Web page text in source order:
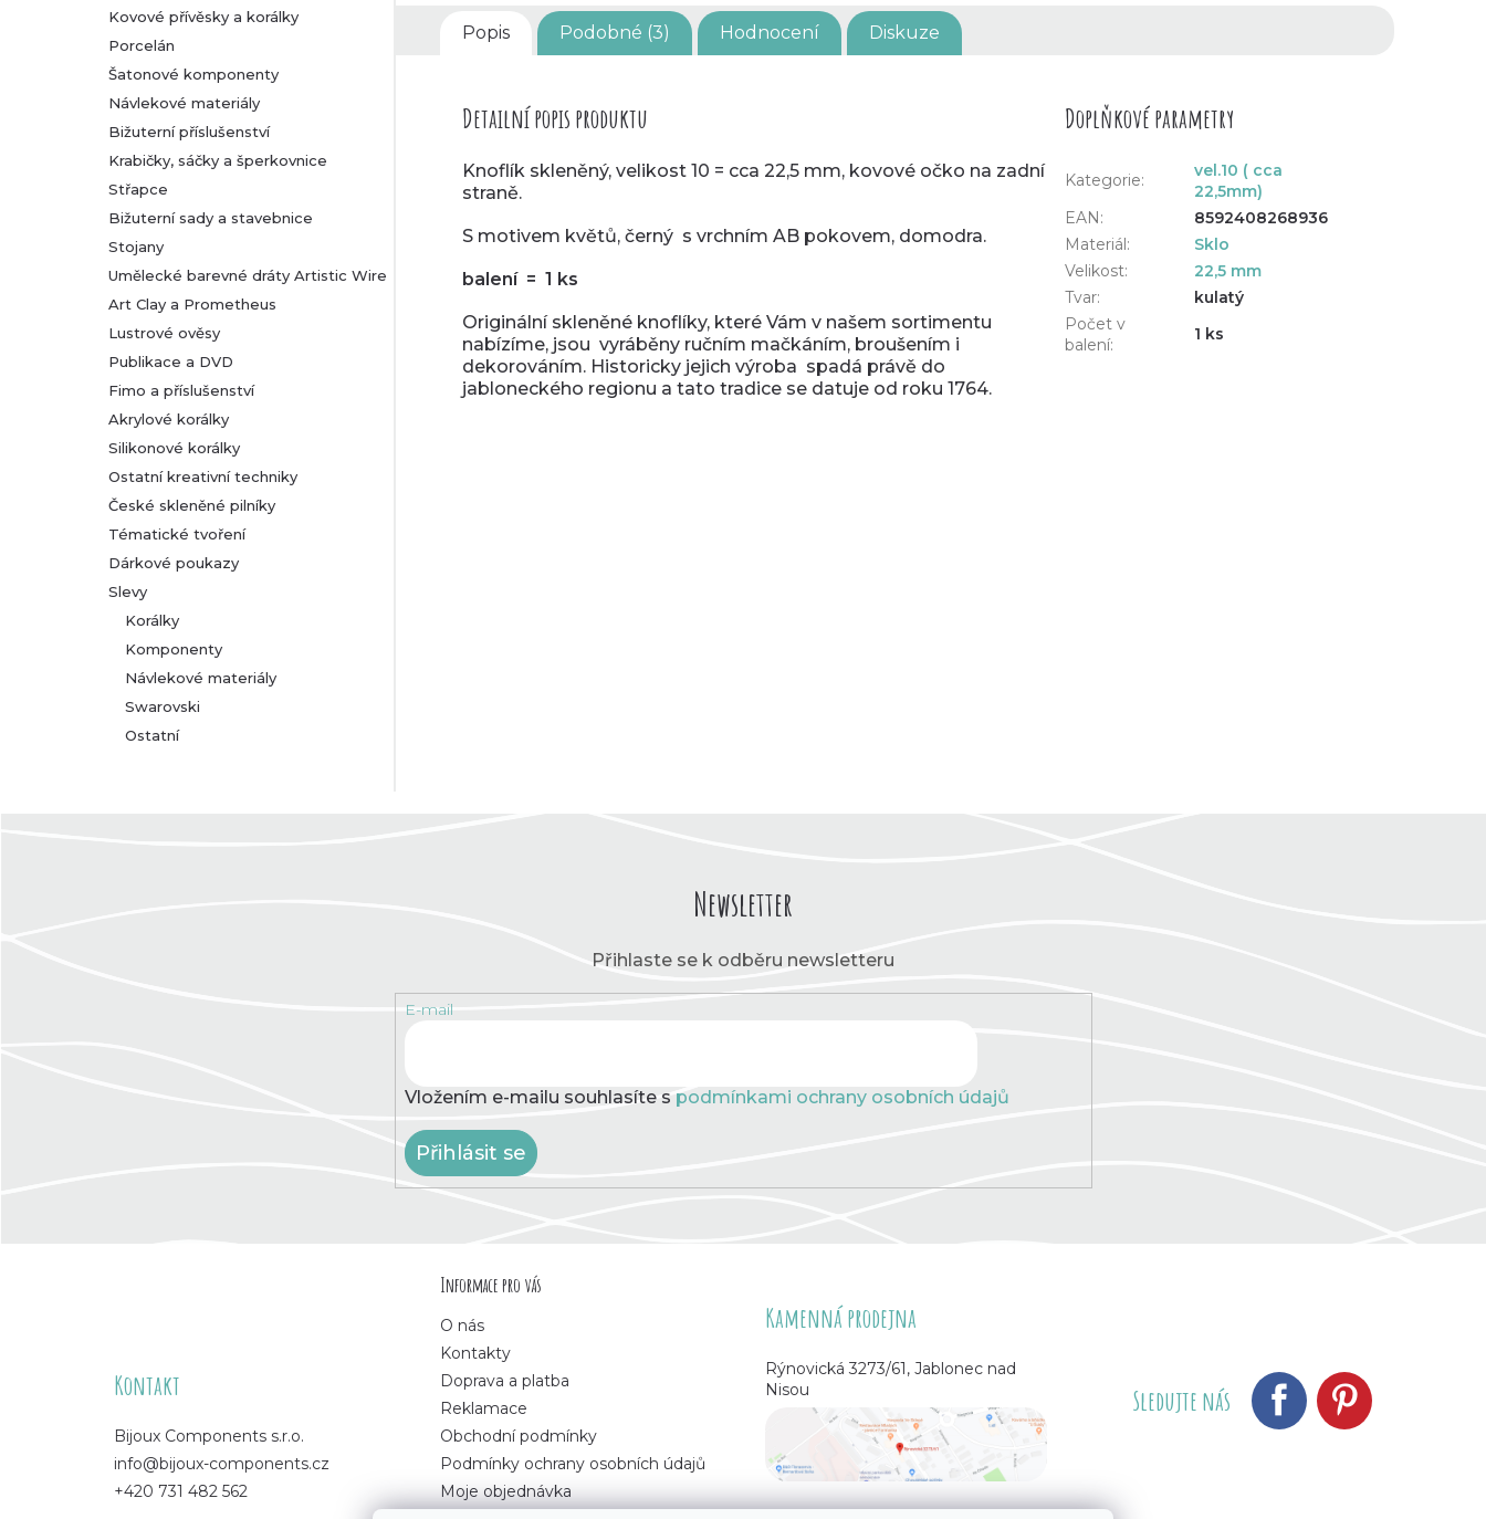
l
Kovové přívěsky a korálky
Porcelán
Šatonové komponenty
Návlekové materiály
Bižuterní příslušenství
Krabičky, sáčky a šperkovnice
Střapce
Bižuterní sady a stavebnice
Stojany
Umělecké barevné dráty Artistic Wire
Art Clay a Prometheus
Lustrové ověsy
Publikace a DVD
Fimo a příslušenství
Akrylové korálky
Silikonové korálky
Ostatní kreativní techniky
České skleněné pilníky
Tématické tvoření
Dárkové poukazy
Slevy
Korálky
Komponenty
Návlekové materiály
Swarovski
Ostatní
Popis Podobné (3) Hodnocení Diskuze
Detailní popis produktu
Knoflík skleněný, velikost 10 = cca 22,5 mm, kovové očko na zadní
straně.
S motivem květů, černý s vrchním AB pokovem, domodra.
balení = 1 ks
Originální skleněné knoflíky, které Vám v našem sortimentu
nabízíme, jsou vyráběny ručním mačkáním, broušením i
dekorováním. Historicky jejich výroba spadá právě do
jabloneckého regionu a tato tradice se datuje od roku 1764.
Doplňkové parametry
Kategorie:
vel.10 ( cca
22,5mm)
EAN:
8592408268936
Materiál:
Sklo
Velikost:
22,5 mm
Tvar:
kulatý
Počet v
balení:
1 ks
Newsletter
Přihlaste se k odběru newsletteru
E-mail
Vložením e-mailu souhlasíte s podmínkami ochrany osobních údajů
Přihlásit se
Kontakt
Bijoux Components s.r.o.
info@bijoux-components.cz
+420 731 482 562
Informace pro vás
O nás
Kontakty
Doprava a platba
Reklamace
Obchodní podmínky
Podmínky ochrany osobních údajů
Moje objednávka
Kamenná prodejna
Rýnovická 3273/61, Jablonec nad
Nisou
Sledujte nás